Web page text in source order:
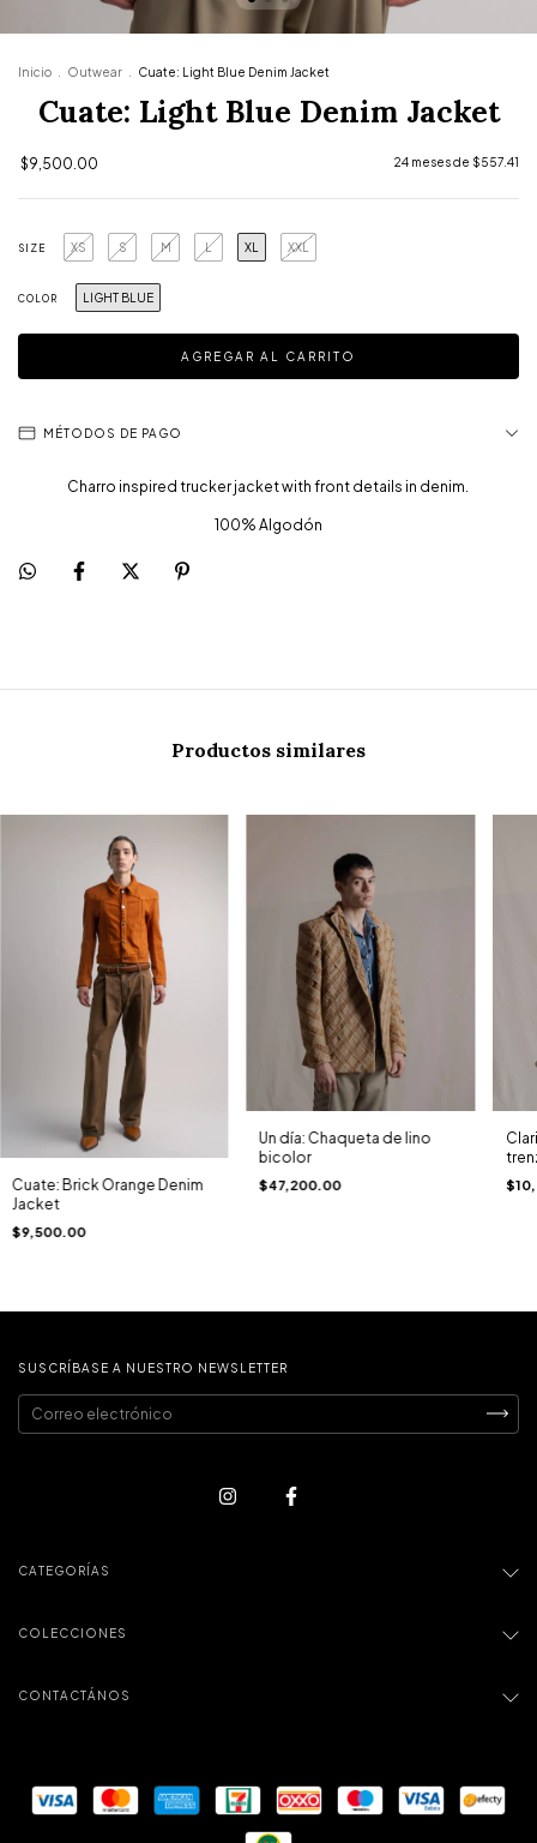
Inicio Outwear Cuate: Light Blue Denim Jacket
Cuate: Light Blue Denim Jacket
$9,500.00 24 meses de $557.41
SIZE XS S M L XL XXL
COLOR LIGHT BLUE
MÉTODOS DE PAGO
Charro inspired trucker jacket with front details in denim.
100% Algodón
Productos similares
Cuate: Brick Orange Denim
Jacket
$9,500.00
Un día: Chaqueta de lino
bicolor
$47,200.00
SUSCRÍBASE A NUESTRO NEWSLETTER
CATEGORÍAS
COLECCIONES
CONTACTÁNOS